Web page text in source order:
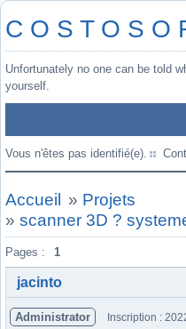
C O S T O S O
Unfortunately no one can be told
yourself.
Vous n'êtes pas identifié(e).
Accueil » Projets
» scanner 3D ?
Pages : 1
jacinto
Administrator Inscription :